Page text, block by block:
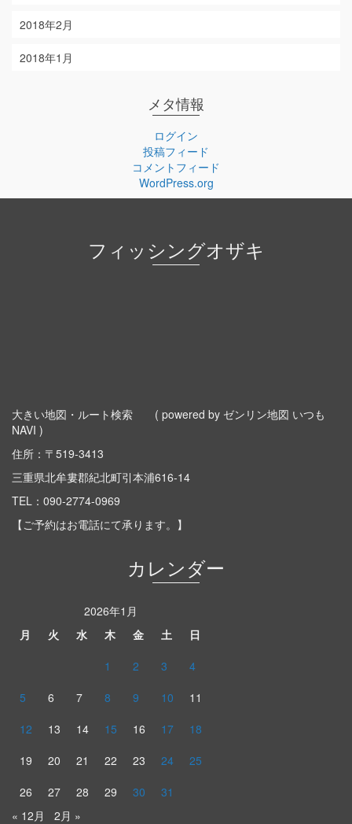
2018年2月
2018年1月
メタ情報
ログイン
投稿フィード
コメントフィード
WordPress.org
フィッシングオザキ
大きい地図・ルート検索
( powered by ゼンリン地図 いつも
NAVI )
住所：〒519-3413
三重県北牟婁郡紀北町引本浦616-14
TEL： 090-2774-0969
【ご予約はお電話にて承ります。】
カレンダー
2026年1月
月
火 水 木 金 土
日
1
2 3
4
5
6 7 8 9 10
11
12
13 14 15 16 17
18
19
20 21 22 23 24
25
26
27 28 29 30
31
« 12月
2月 »